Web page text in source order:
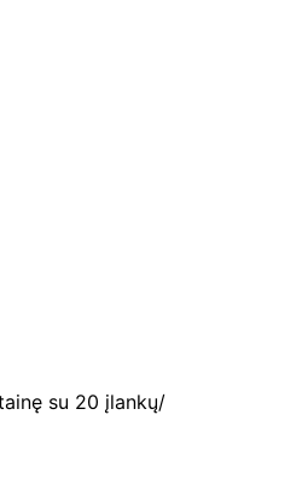
su 20 įlankų